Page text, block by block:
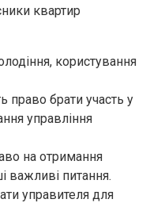
квартир
користування
право брати участь у
управління
на отримання
важливі питання.
управителя для